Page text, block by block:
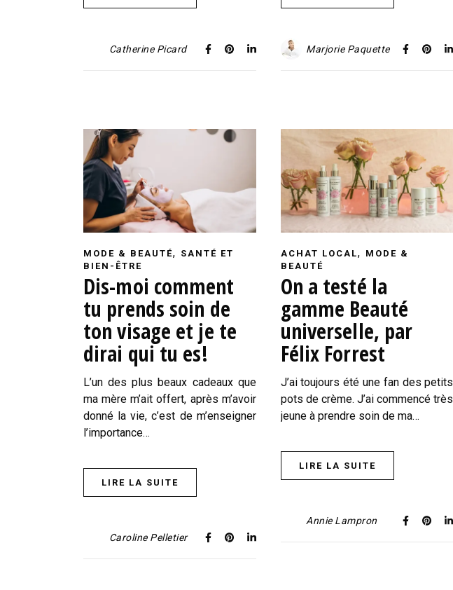
Catherine Picard Marjorie Paquette
MODE & BEAUTÉ, SANTÉ ET
BIEN-ÊTRE
Dis-moi comment
tu prends soin de
ton visage et je te
dirai qui tu es!
L’un des plus beaux cadeaux que
ma mère m’ait offert, après m’avoir
donné la vie, c’est de m’enseigner
l’importance…
LIRE LA SUITE
Caroline Pelletier
ACHAT LOCAL, MODE &
BEAUTÉ
On a testé la
gamme Beauté
universelle, par
Félix Forrest
J’ai toujours été une fan des petits
pots de crème. J’ai commencé très
jeune à prendre soin de ma…
LIRE LA SUITE
Annie Lampron